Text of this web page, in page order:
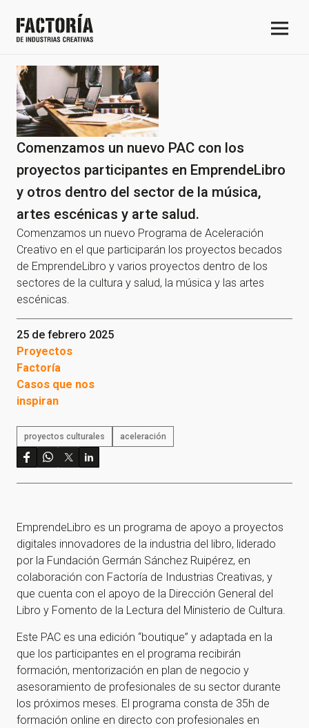
Comenzamos un nuevo PAC con los
proyectos participantes en EmprendeLibro
y otros dentro del sector de la música,
artes escénicas y arte salud.
Comenzamos un nuevo Programa de Aceleración
Creativo en el que participarán los proyectos becados
de EmprendeLibro y varios proyectos dentro de los
sectores de la cultura y salud, la música y las artes
escénicas.
25 de febrero 2025
Proyectos
Factoría
Casos que nos
inspiran
proyectos culturales aceleración
EmprendeLibro es un programa de apoyo a proyectos
digitales innovadores de la industria del libro, liderado
por la Fundación Germán Sánchez Ruipérez, en
colaboración con Factoría de Industrias Creativas, y
que cuenta con el apoyo de la Dirección General del
Libro y Fomento de la Lectura del Ministerio de Cultura.
Este PAC es una edición “boutique” y adaptada en la
que los participantes en el programa recibirán
formación, mentorización en plan de negocio y
asesoramiento de profesionales de su sector durante
los próximos meses. El programa consta de 35h de
formación online en directo con profesionales en